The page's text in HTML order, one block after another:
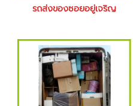
รถส่งของซอยอยู่เจริญ